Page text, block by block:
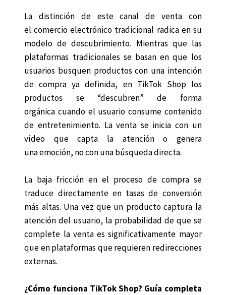
La distinción de este canal de venta con
el comercio electrónico tradicional radica en su
modelo de descubrimiento. Mientras que las
plataformas tradicionales se basan en que los
usuarios busquen productos con una intención
de compra ya definida, en TikTok Shop los
productos se “descubren” de forma
orgánica cuando el usuario consume contenido
de entretenimiento. La venta se inicia con un
vídeo que capta la atención o genera
una emoción, no con una búsqueda directa.
La baja fricción en el proceso de compra se
traduce directamente en tasas de conversión
más altas. Una vez que un producto captura la
atención del usuario, la probabilidad de que se
complete la venta es significativamente mayor
que en plataformas que requieren redirecciones
externas.
¿Cómo funciona TikTok Shop? Guía completa